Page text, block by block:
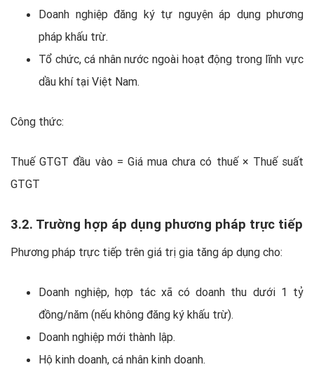
Doanh nghiệp đăng ký tự nguyện áp dụng phương
pháp khấu trừ.
Tổ chức, cá nhân nước ngoài hoạt động trong lĩnh vực
dầu khí tại Việt Nam.
Công thức:
Thuế GTGT đầu vào = Giá mua chưa có thuế × Thuế suất
GTGT
3.2. Trường hợp áp dụng phương pháp trực tiếp
Phương pháp trực tiếp trên giá trị gia tăng áp dụng cho:
Doanh nghiệp, hợp tác xã có doanh thu dưới 1 tỷ
đồng/năm (nếu không đăng ký khấu trừ).
Doanh nghiệp mới thành lập.
Hộ kinh doanh, cá nhân kinh doanh.